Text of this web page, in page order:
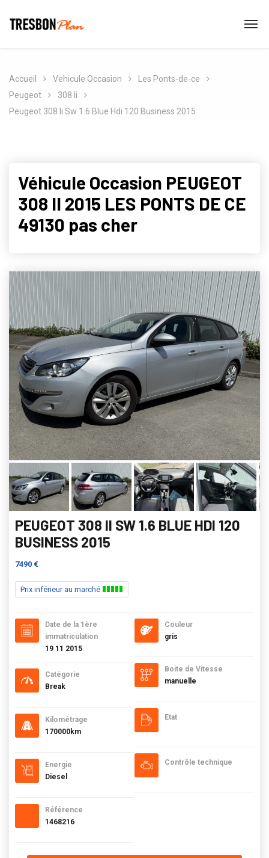
Accueil Vehicule Occasion
Les Ponts-de-ce
Peugeot
308 Ii
Peugeot 308 Ii Sw 1.6 Blue Hdi 120 Business 2015
Véhicule Occasion PEUGEOT
308 II 2015 LES PONTS DE CE
49130 pas cher
PEUGEOT 308 II SW 1.6 BLUE HDI 120
BUSINESS 2015
7490 €
Prix inférieur au marché
Date de la 1ère
immatriculation
19 11 2015
Catégorie
Break
Kilométrage
170000km
Energie
Diesel
Référence
1468216
Couleur
gris
Boite de Vitesse
manuelle
Etat
Contrôle technique